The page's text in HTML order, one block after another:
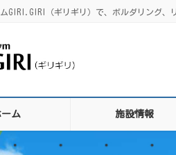
GIRI.GIRI（ギリギリ）で、ボルダリング、
ーム 施設情報